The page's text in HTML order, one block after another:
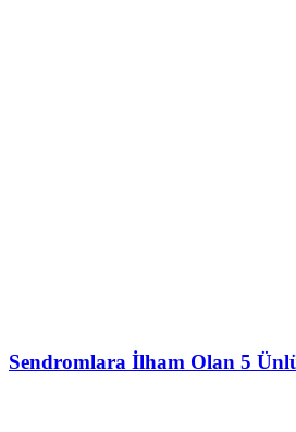
Sendromlara İlham Olan 5